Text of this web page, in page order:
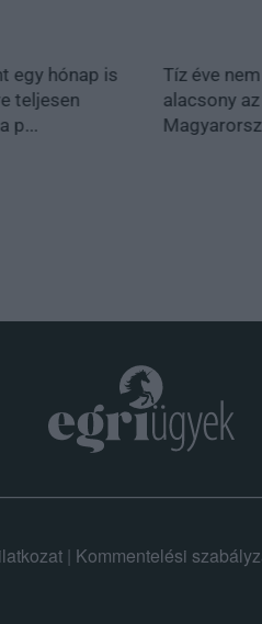
egy hónap is
teljesen
p...
Tíz éve
alacsony
| Kommentelési